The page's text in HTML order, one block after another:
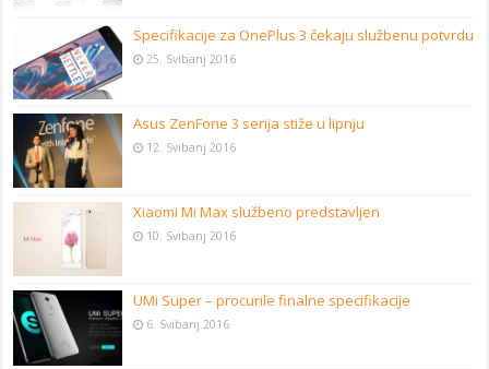
Specifikacije za OnePlus 3 čekaju službenu potvrdu
25. Svibanj 2016
Asus ZenFone 3 serija stiže u lipnju
12. Svibanj 2016
Xiaomi Mi Max službeno predstavljen
10. Svibanj 2016
UMi Super – procurile finalne specifikacije
6. Svibanj 2016